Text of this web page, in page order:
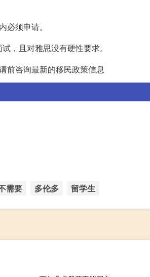
须申请。
，且对雅思没有硬性要求。
前咨询最新的移民政策信息
需要 多伦多 留学生